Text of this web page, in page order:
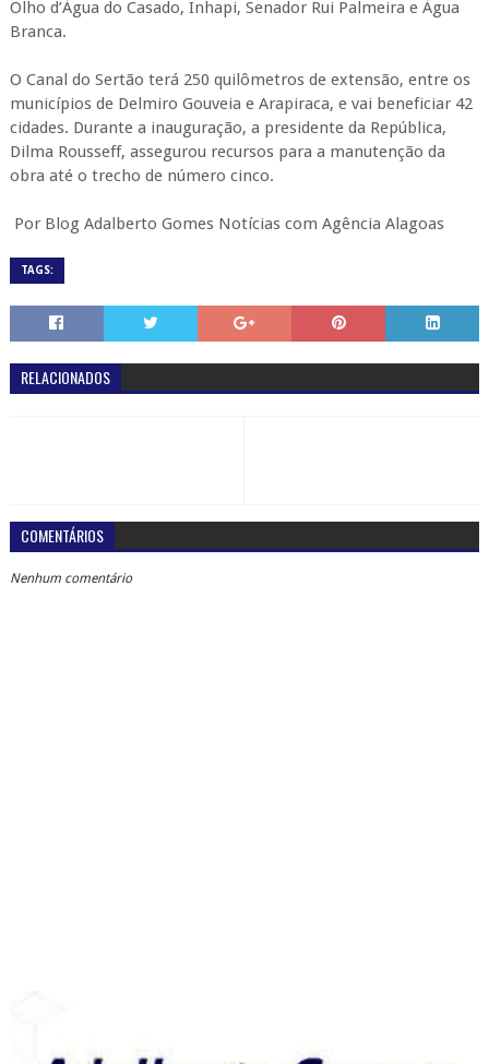
Olho d’Água do Casado, Inhapi, Senador Rui Palmeira e Água
Branca.
O Canal do Sertão terá 250 quilômetros de extensão, entre os
municípios de Delmiro Gouveia e Arapiraca, e vai beneficiar 42
cidades. Durante a inauguração, a presidente da República,
Dilma Rousseff, assegurou recursos para a manutenção da
obra até o trecho de número cinco.
Por Blog Adalberto Gomes Notícias com Agência Alagoas
TAGS:
RELACIONADOS
COMENTÁRIOS
Nenhum comentário